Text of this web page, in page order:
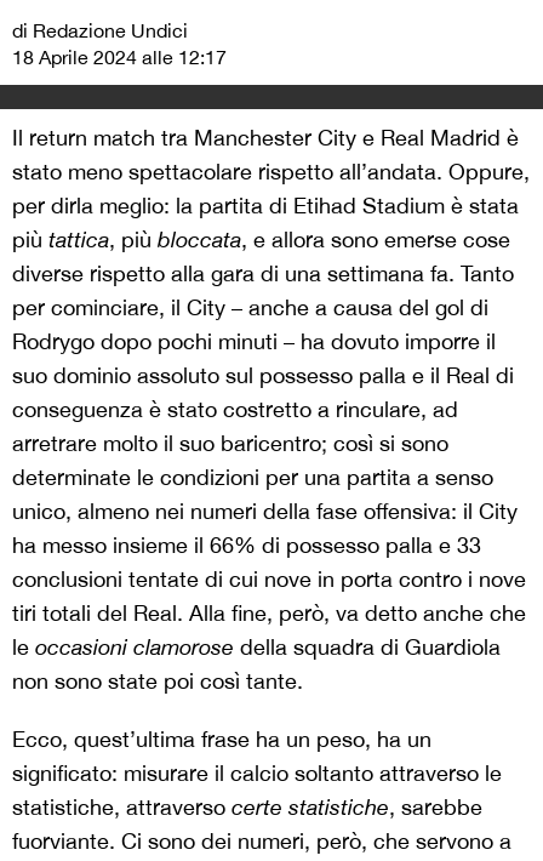
di Redazione Undici
18 Aprile 2024 alle 12:17
Il return match tra Manchester City e Real Madrid è
stato meno spettacolare rispetto all’andata. Oppure,
per dirla meglio: la partita di Etihad Stadium è stata
più tattica, più bloccata, e allora sono emerse cose
diverse rispetto alla gara di una settimana fa. Tanto
per cominciare, il City – anche a causa del gol di
Rodrygo dopo pochi minuti – ha dovuto imporre il
suo dominio assoluto sul possesso palla e il Real di
conseguenza è stato costretto a rinculare, ad
arretrare molto il suo baricentro; così si sono
determinate le condizioni per una partita a senso
unico, almeno nei numeri della fase offensiva: il City
ha messo insieme il 66% di possesso palla e 33
conclusioni tentate di cui nove in porta contro i nove
tiri totali del Real. Alla fine, però, va detto anche che
le occasioni clamorose della squadra di Guardiola
non sono state poi così tante.
Ecco, quest’ultima frase ha un peso, ha un
significato: misurare il calcio soltanto attraverso le
statistiche, attraverso certe statistiche, sarebbe
fuorviante. Ci sono dei numeri, però, che servono a